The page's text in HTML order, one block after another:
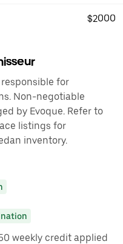
$2000
responsible for
Non-negotiable
by Evoque. Refer to
listings for
inventory.
weekly credit applied